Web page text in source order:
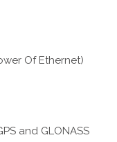
Of Ethernet)
and GLONASS